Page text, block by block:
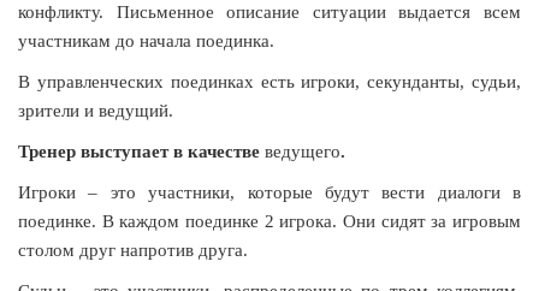
конфликту. Письменное описание ситуации выдается всем
участникам до начала поединка.
В управленческих поединках есть игроки, секунданты, судьи,
зрители и ведущий.
Тренер выступает в качестве ведущего.
Игроки – это участники, которые будут вести диалоги в
поединке. В каждом поединке 2 игрока. Они сидят за игровым
столом друг напротив друга.